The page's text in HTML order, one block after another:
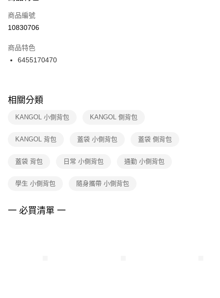
【「AFTEE先享後付」結帳流程】
１．於結帳方式選擇「AFTEE先享後付」後，將跳轉至「AFTEE先享後付」
２．訂單成立數日內，您將收到繳費通知簡訊。
３．收到繳費通知簡訊後14天內，點擊此簡訊中的連結，可透過四大超商／
ATM／網路銀行／等多元方式進行付款，方視為交易完成。
※ 交易是否成功請以「AFTEE先享後付 」之結帳頁面顯示為準，若有關於
是否繳費成功／繳費後需取消欲退款等相關疑問，請聯繫「AFTEE先享後付
客戶支援中心」https://netprotections.freshdesk.com/support/home
１．透過由恩沛科技股份有限公司提供之「AFTEE先享後付」服務完成之交
權轉讓予恩沛科技股份有限公司。
３．未成年的使用者請事先徵得法定代理人或監護人之同意方可使用
４．使用「AFTEE先享後付」時，將依據個別帳號之用戶狀況，依本公司即
宅配
每筆NT$100，滿NT$1,500(含以上)免運費
商品編號
10830706
商品特色
6455170470
相關分類
KANGOL 小側背包 KANGOL 側背包
KANGOL 背包 蓋袋 小側背包 蓋袋 側背包
蓋袋 背包 日常 小側背包 通勤 小側背包
學生 小側背包 隨身攜帶 小側背包
一 必買清單 一